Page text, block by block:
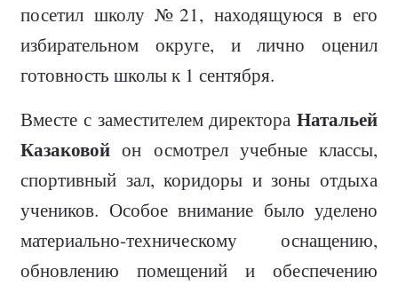
посетил школу №21, находящуюся в его
избирательном округе, и лично оценил
готовность школы к 1 сентября.
Вместе с заместителем директора Натальей
Казаковой он осмотрел учебные классы,
спортивный зал, коридоры и зоны отдыха
учеников. Особое внимание было уделено
материально-техническому оснащению,
обновлению помещений и обеспечению